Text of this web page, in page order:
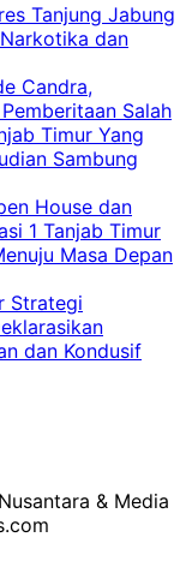
Tanjung Jabung
dan
Candra,
Salah
Timur Yang
Sambung
House dan
1 Tanjab Timur
Masa Depan
Strategi
dan Kondusif
& Media